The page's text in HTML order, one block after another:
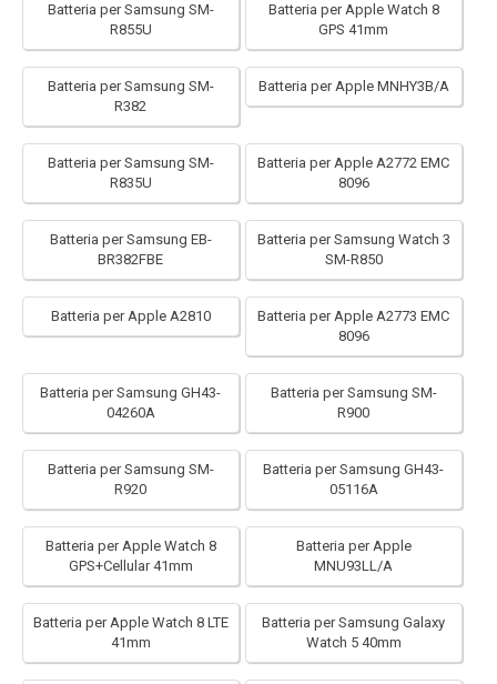
Batteria per Samsung SM-
R855U
Batteria per Apple Watch 8
GPS 41mm
Batteria per Samsung SM-
R382
Batteria per Apple MNHY3B/A
Batteria per Samsung SM-
R835U
Batteria per Apple A2772 EMC
8096
Batteria per Samsung EB-
BR382FBE
Batteria per Samsung Watch 3
SM-R850
Batteria per Apple A2810
Batteria per Apple A2773 EMC
8096
Batteria per Samsung GH43-
04260A
Batteria per Samsung SM-
R900
Batteria per Samsung SM-
R920
Batteria per Samsung GH43-
05116A
Batteria per Apple Watch 8
GPS+Cellular 41mm
Batteria per Apple
MNU93LL/A
Batteria per Apple Watch 8 LTE
41mm
Batteria per Samsung Galaxy
Watch 5 40mm